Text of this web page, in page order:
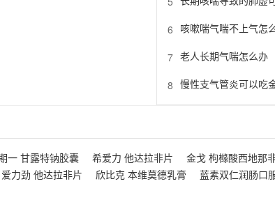
6 咳嗽喘气喘不上气怎
7 老人长期气喘怎么办
8 慢性支气管炎可以吃
一 甘露特钠胶囊 希爱力 他达拉非片 金戈 枸橼酸西地那
爱力劲 他达拉非片 欣比克 本维莫德乳膏 蓝素双仁润肠口